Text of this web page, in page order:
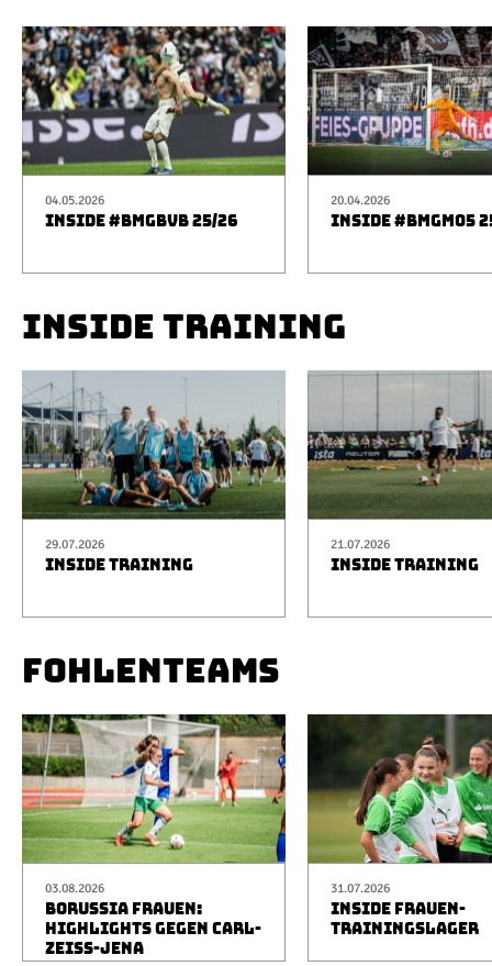
04.05.2026
INSIDE #BMGBVB 25/26
20.04.2026
INSIDE #BMGM05
INSIDE TRAINING
29.07.2026
INSIDE TRAINING
21.07.2026
INSIDE TRAINING
FOHLENTEAMS
03.08.2026
BORUSSIA FRAUEN:
HIGHLIGHTS GEGEN CARL-
ZEISS-JENA
31.07.2026
INSIDE FRAUEN-
TRAININGSLAGER